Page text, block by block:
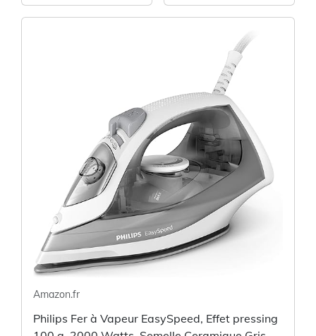
Amazon.fr
Philips Fer à Vapeur EasySpeed, Effet pressing